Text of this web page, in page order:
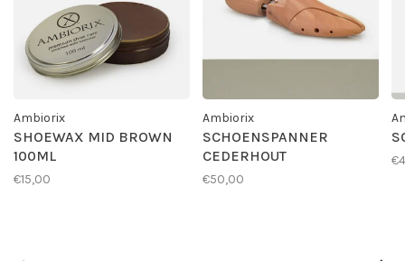
Ambiorix
SHOEWAX MID BROWN
100ML
€15,00
Ambiorix
SCHOENSPANNER
CEDERHOUT
€50,00